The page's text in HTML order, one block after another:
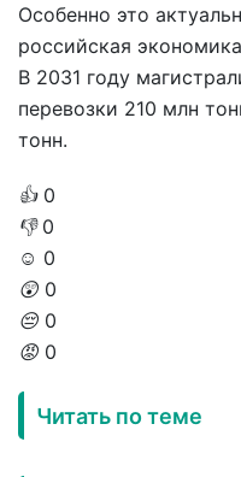
Особенно это
российская
В 2031 году
перевозки 210 млн
тонн.
👍 0
👎 0
☺️ 0
😲 0
😔 0
😡 0
Читать по теме